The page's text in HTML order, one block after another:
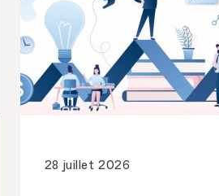
28 juillet 2026